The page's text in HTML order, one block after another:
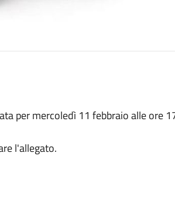
per mercoledì 11 febbraio alle ore
l'allegato.